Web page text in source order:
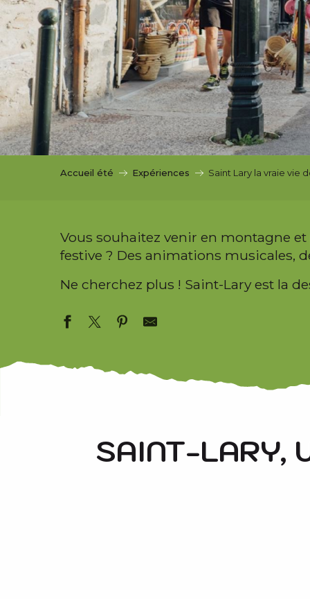
p
a
Accueil été Expériences Saint Lary la vraie vie
Vous souhaitez venir en montagne
festive ? Des animations musicales,
Ne cherchez plus ! Saint-Lary est la
SAINT-LARY,